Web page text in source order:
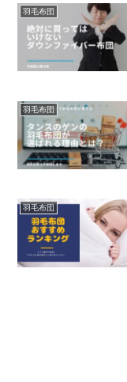
羽毛布団
羽毛布団
羽毛布団